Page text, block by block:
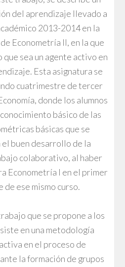
del aprendizaje llevado a
2013-2014 en la
Econometría II, en la que
que sea un agente activo en
Esta asignatura se
cuatrimestre de tercer
donde los alumnos
básico de las
básicas que se
buen desarrollo de la
colaborativo, al haber
Econometría I en el primer
ese mismo curso.
que se propone a los
en una metodología
en el proceso de
la formación de grupos